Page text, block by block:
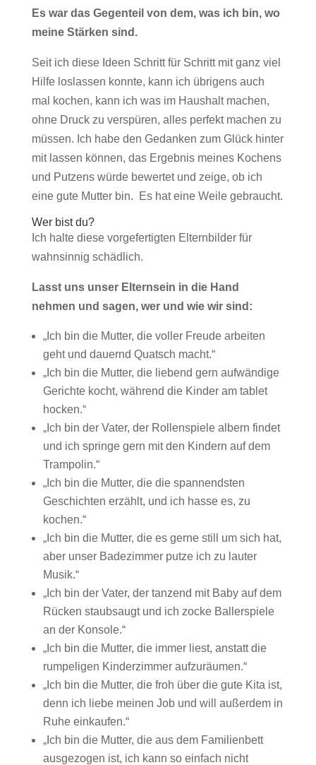
Es war das Gegenteil von dem, was ich bin, wo
meine Stärken sind.
Seit ich diese Ideen Schritt für Schritt mit ganz viel
Hilfe loslassen konnte, kann ich übrigens auch
mal kochen, kann ich was im Haushalt machen,
ohne Druck zu verspüren, alles perfekt machen zu
müssen. Ich habe den Gedanken zum Glück hinter
mit lassen können, das Ergebnis meines Kochens
und Putzens würde bewertet und zeige, ob ich
eine gute Mutter bin. Es hat eine Weile gebraucht.
Wer bist du?
Ich halte diese vorgefertigten Elternbilder für
wahnsinnig schädlich.
Lasst uns unser Elternsein in die Hand
nehmen und sagen, wer und wie wir sind:
„Ich bin die Mutter, die voller Freude arbeiten
geht und dauernd Quatsch macht.“
„Ich bin die Mutter, die liebend gern aufwändige
Gerichte kocht, während die Kinder am tablet
hocken.“
„Ich bin der Vater, der Rollenspiele albern findet
und ich springe gern mit den Kindern auf dem
Trampolin.“
„Ich bin die Mutter, die die spannendsten
Geschichten erzählt, und ich hasse es, zu
kochen.“
„Ich bin die Mutter, die es gerne still um sich hat,
aber unser Badezimmer putze ich zu lauter
Musik.“
„Ich bin der Vater, der tanzend mit Baby auf dem
Rücken staubsaugt und ich zocke Ballerspiele
an der Konsole.“
„Ich bin die Mutter, die immer liest, anstatt die
rumpeligen Kinderzimmer aufzuräumen.“
„Ich bin die Mutter, die froh über die gute Kita ist,
denn ich liebe meinen Job und will außerdem in
Ruhe einkaufen.“
„Ich bin die Mutter, die aus dem Familienbett
ausgezogen ist, ich kann so einfach nicht